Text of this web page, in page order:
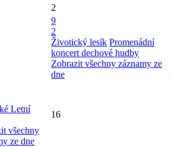
2
9
2
Životický lesík Promenádní
koncert dechové hudby
Zobrazit všechny záznamy ze
dne
Letní
všechny
ze dne
16